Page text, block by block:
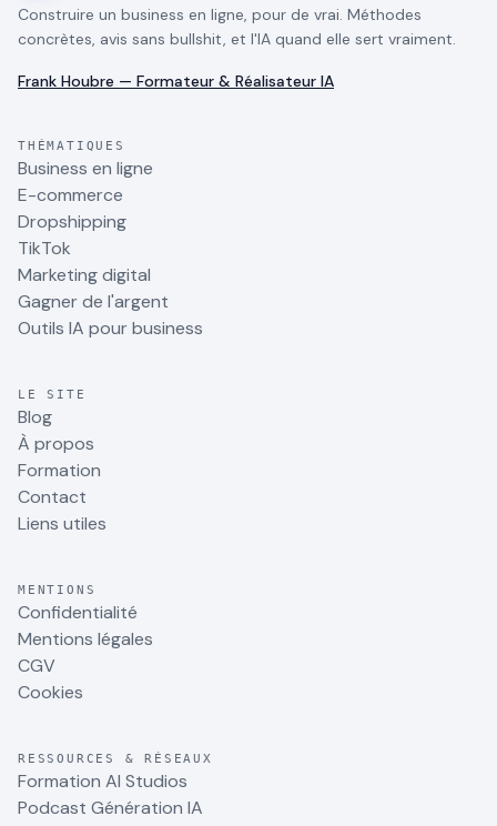
Construire un business en ligne, pour de vrai. Méthodes
concrètes, avis sans bullshit, et l'IA quand elle sert vraiment.
Frank Houbre — Formateur & Réalisateur IA
THÉMATIQUES
Business en ligne
E-commerce
Dropshipping
TikTok
Marketing digital
Gagner de l'argent
Outils IA pour business
LE SITE
Blog
À propos
Formation
Contact
Liens utiles
MENTIONS
Confidentialité
Mentions légales
CGV
Cookies
RESSOURCES & RÉSEAUX
Formation AI Studios
Podcast Génération IA